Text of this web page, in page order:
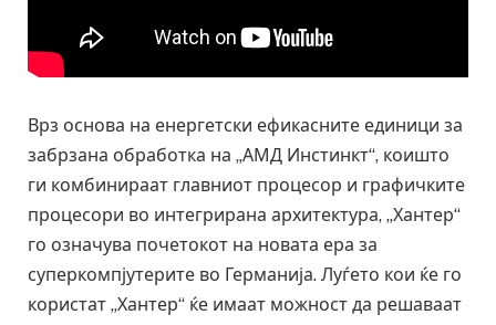
Врз основа на енергетски ефикасните единици за
забрзана обработка на „АМД Инстинкт“, коишто
ги комбинираат главниот процесор и графичките
процесори во интегрирана архитектура, „Хантер“
го означува почетокот на новата ера за
суперкомпјутерите во Германија. Луѓето кои ќе го
користат „Хантер“ ќе имаат можност да решаваат